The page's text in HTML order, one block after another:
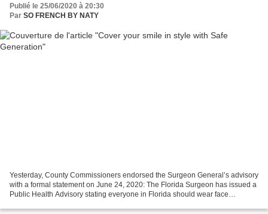
Publié le 25/06/2020 à 20:30
Par SO FRENCH BY NATY
Yesterday, County Commissioners endorsed the Surgeon General’s advisory
with a formal statement on June 24, 2020: The Florida Surgeon has issued a
Public Health Advisory stating everyone in Florida should wear face